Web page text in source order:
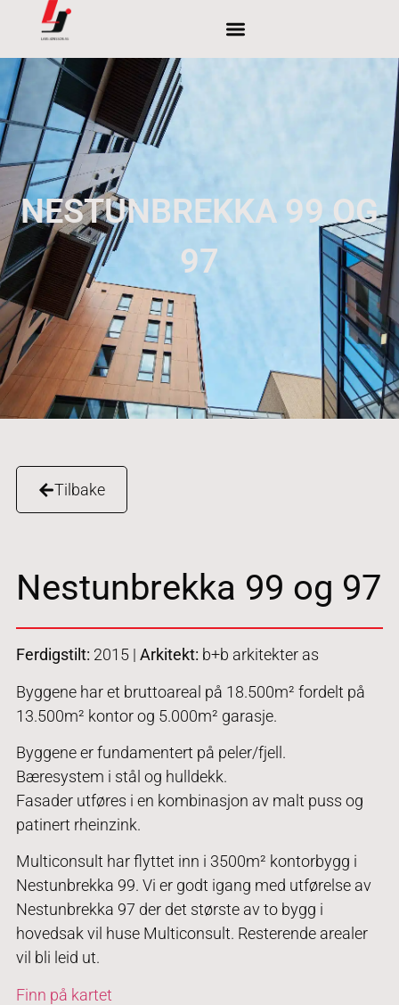
NESTUNBREKKA 99 OG
97
Tilbake
Nestunbrekka 99 og 97
Ferdigstilt: 2015 | Arkitekt: b+b arkitekter as
Byggene har et bruttoareal på 18.500m² fordelt på
13.500m² kontor og 5.000m² garasje.
Byggene er fundamentert på peler/fjell.
Bæresystem i stål og hulldekk.
Fasader utføres i en kombinasjon av malt puss og
patinert rheinzink.
Multiconsult har flyttet inn i 3500m² kontorbygg i
Nestunbrekka 99. Vi er godt igang med utførelse av
Nestunbrekka 97 der det største av to bygg i
hovedsak vil huse Multiconsult. Resterende arealer
vil bli leid ut.
Finn på kartet